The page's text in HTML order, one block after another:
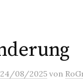
24/08/2025 von